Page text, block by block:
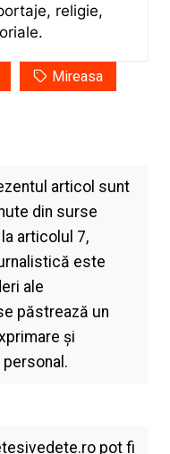
religie,
Mireasa
articol sunt
din surse
articolul 7,
este
ale
păstrează un
şi
pot fi